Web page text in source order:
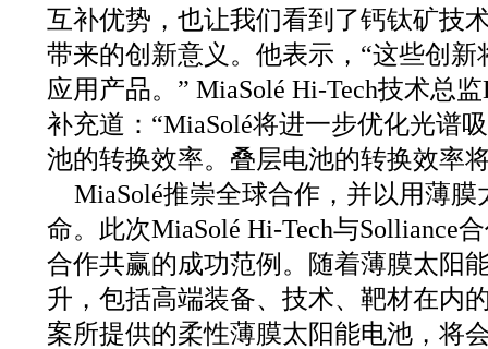
互补优势，也让我们看到了钙钛矿技
带来的创新意义。他表示，“这些创
应用产品。” MiaSolé Hi-Tech技术总
补充道：“MiaSolé将进一步优化光谱
池的转换效率。叠层电池的转换效率
MiaSolé推崇全球合作，并以用薄
命。此次MiaSolé Hi-Tech与Solliance
合作共赢的成功范例。随着薄膜太阳
升，包括高端装备、技术、靶材在内
案所提供的柔性薄膜太阳能电池，将